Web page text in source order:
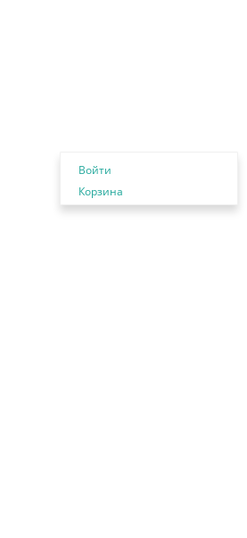
Войти
Корзина